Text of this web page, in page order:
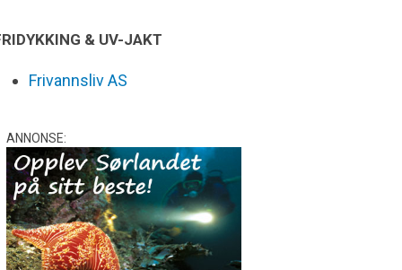
& UV-JAKT
Frivannsliv AS
ANNONSE: